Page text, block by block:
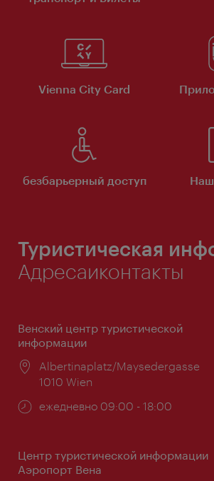
Vienna City Card
безбарьерный доступ
Туристическая
Адресаиконтакты
Венский центр туристической
информации
Расположение:
Albertinaplatz/Maysedergasse
1010 Wien
Часы
ежедневно 09:00 - 18:00
Центр туристической информации
Аэропорт Вена